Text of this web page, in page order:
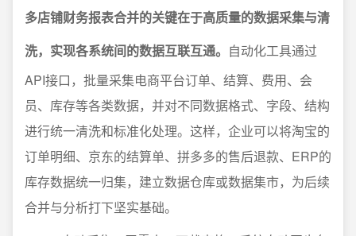
多店铺财务报表合并的关键在于高质量的数据采集与清
洗，实现各系统间的数据互联互通。 自动化工具通过
API接口，批量采集电商平台订单、结算、费用、会
员、库存等各类数据，并对不同数据格式、字段、结构
进行统一清洗和标准化处理。这样，企业可以将淘宝的
订单明细、京东的结算单、拼多多的售后退款、ERP的
库存数据统一归集，建立数据仓库或数据集市，为后续
合并与分析打下坚实基础。